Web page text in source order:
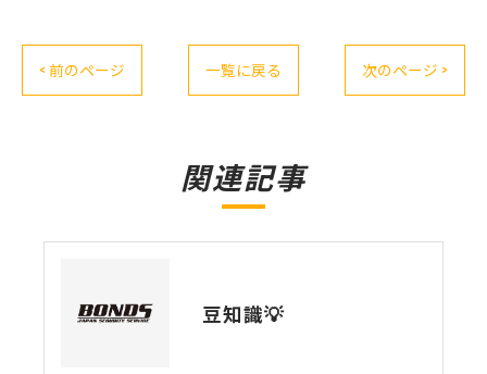
< 前のページ 一覧に戻る 次のページ >
関連記事
豆知識💡